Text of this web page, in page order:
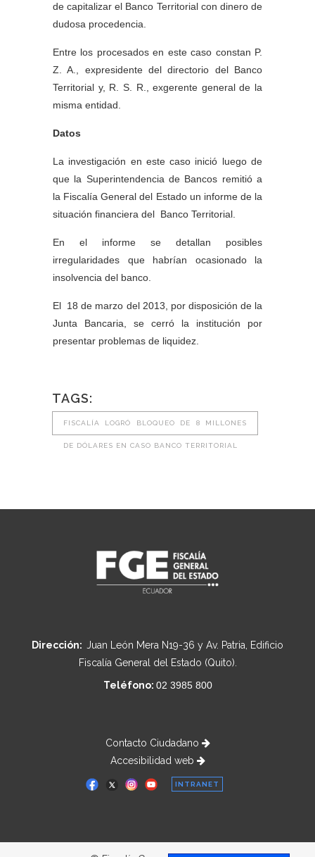
de capitalizar el Banco Territorial con dinero de
dudosa procedencia.
Entre los procesados en este caso constan P.
Z. A., expresidente del directorio del Banco
Territorial y, R. S. R., exgerente general de la
misma entidad.
Datos
La investigación en este caso inició luego de
que la Superintendencia de Bancos remitió a
la Fiscalía General del Estado un informe de la
situación financiera del Banco Territorial.
En el informe se detallan posibles
irregularidades que habrían ocasionado la
insolvencia del banco.
El 18 de marzo del 2013, por disposición de la
Junta Bancaria, se cerró la institución por
presentar problemas de liquidez.
TAGS:
FISCALÍA LOGRÓ BLOQUEO DE 8 MILLONES
DE DÓLARES EN CASO BANCO TERRITORIAL
Dirección: Juan León Mera N19-36 y Av. Patria, Edificio
Fiscalía General del Estado (Quito).
Teléfono: 02 3985 800
Contacto Ciudadano
Accesibilidad web
INTRANET